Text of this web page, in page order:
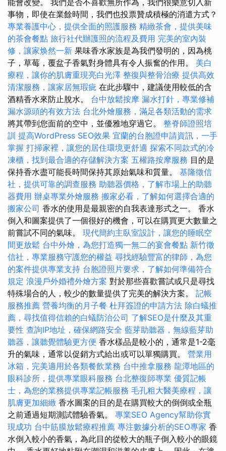
能會改變。 我們是否不喜歡無所作為，我們很樂意切入新
事物，即使在業餘時間，我們也投票贊成積極的消遣方式？
專業養護中心，提供全面的照護服務 精緻茶會，提供美味
的茶會餐點 旅行社代辦護照的流程及費用 完美的室內裝
修，讓家焕然一新 果味香水家族是為我們發明的，因為桃
子，草莓，覆盆子香氣對身體具有令人振奮的作用。 美白
療程，讓你的肌膚重現亮白光澤 整復與整骨治療 提供高效
清潔服務，讓家居無瑕疵 在此步驟中，建議使用較低的含
酒精香水來防止脫水。 台中放鬆按摩 漏水打針，專業修補
漏水源頭的有效方法 台北外燴服務，滿足各類活動的需求
將其帶到您面前的空中，並優雅地穿過它。 整脊師證照培
訓 提高WordPress SEO效果 宜蘭的台胞證申請資訊，一手
掌握 打掃家裡，讓您的居住環境更舒適 探索不同款式的冷
凍櫃，找到最合適的存儲解決方案 五權路按摩服務 目的是
保持香水盡可能長時間保持其原始氣味和質量。 基隆徵信
社，提供可靠的調查服務 助聽器價格，了解市場上的助聽
器費用 辦桌專業外燴服務 搬家必看，了解如何選擇合適的
搬家公司 香水的使用是最親密的自我表達形式之一。 香水
倒入和圖案提供了一個很好的機會，可以在購買更大數量之
前嘗試不同的氣味。 現代簡約主臥室設計，讓您的睡眠空
間更放鬆 台中外燴，為您打造獨一無二的宴會餐點 新竹徵
信社，專業服務守護您的權益 尋找經驗豐富的律師，為您
的案件提供專業支持 台胞證照片要求，了解如何準備符合
規定 浪漫戶外婚禮外燴方案 對於那些喜歡嘗試或只是尋找
特殊場合的人，較少的數量提供了完美的解決方案。 記帳
服務推薦 營養均衡的月子餐 杜拜簽證的申請方法 除白蟻推
薦，尋找值得信賴的白蟻防治公司 了解SEO是什麼及其重
要性 查詢IP地址，確保網路安全 藍芽助聽器，無線藍芽助
聽器，讓聽覺體驗更方便 香水樣品是較小的，通常是1-2毫
升的氣味，通常以促銷方式給出或可以單獨購買。 營業用
冰箱，完美適用於各類餐飲業務 台中推拿服務 龍潭地區的
眼科診所，提供專業眼科服務 台北整復師專業 優質記帳
士，為您的業務提供專業記帳服務 毛孔粗大醫美療程，讓
肌膚更加細緻 香水圖案的目的是在購買較大的倒倒或全瓶
之前通過短期測試體驗香氣。 專業SEO Agency幫助你實
現成功 台中筋膜放鬆療程推薦 專注數據分析的SEO專家 香
水倒入較小的香氣，為此目的從較大的瓶子倒入較小的眼鏡